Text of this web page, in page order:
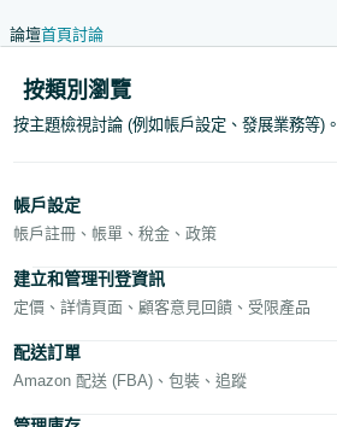
文
-
中
文
-
TW
論壇首頁討論
按類別瀏覽
按主題檢視討論 (例如帳戶設定、發展業務等)。
帳戶設定
帳戶註冊、帳單、稅金、政策
建立和管理刊登資訊
定價、詳情頁面、顧客意見回饋、受限產品
配送訂單
Amazon 配送 (FBA)、包裝、追蹤